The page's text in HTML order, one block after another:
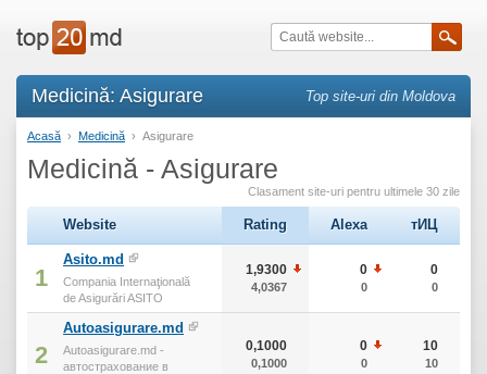
Medicină: Asigurare Top site-uri din Moldova
Acasă › Medicină › Asigurare
Medicină - Asigurare
Clasament site-uri pentru ultimele 30 zile
Website Rating Alexa тИЦ
1
Asito.md
Compania Internaţională
de Asigurări ASITO
1,9300
4,0367
0
0
0
0
2
Autoasigurare.md
Autoasigurare.md -
автострахование в
0,1000
0,1000
0
0
10
10